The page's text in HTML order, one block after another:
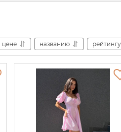
цене названию рейтингу